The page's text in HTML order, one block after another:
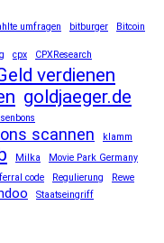
umfragen bitburger Bitcoin
cpx CPXResearch
verdienen
goldjaeger.de
scannen
klamm
Milka Movie Park Germany
code Regulierung
Rewe
Staatseingriff